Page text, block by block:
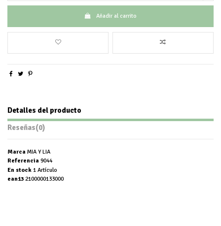
Añadir al carrito
Detalles del producto
Reseñas(0)
Marca MIA Y LIA
Referencia 9044
En stock 1 Artículo
ean13 2100000133000